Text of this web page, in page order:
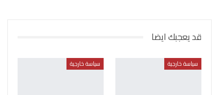
قد يعجبك ايضا
سياسة خارجية سياسة خارجية